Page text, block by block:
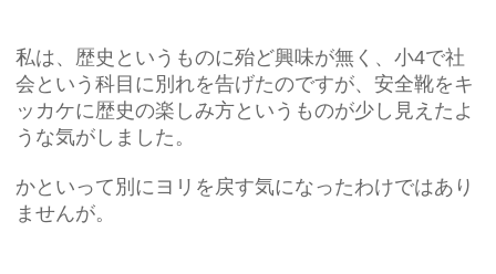
私は、歴史というものに殆ど興味が無く、小4で社
会という科目に別れを告げたのですが、安全靴をキ
ッカケに歴史の楽しみ方というものが少し見えたよ
うな気がしました。
かといって別にヨリを戻す気になったわけではあり
ませんが。